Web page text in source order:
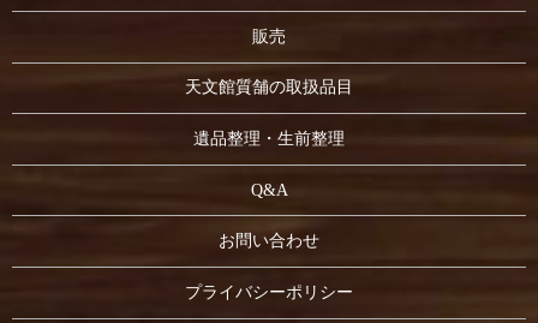
販売
天文館質舗の取扱品目
遺品整理・生前整理
Q&A
お問い合わせ
プライバシーポリシー